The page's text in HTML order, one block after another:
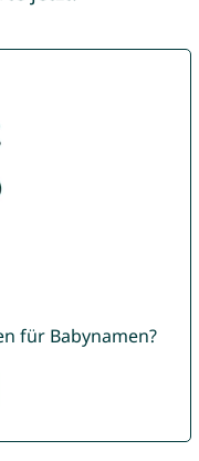
für Babynamen?